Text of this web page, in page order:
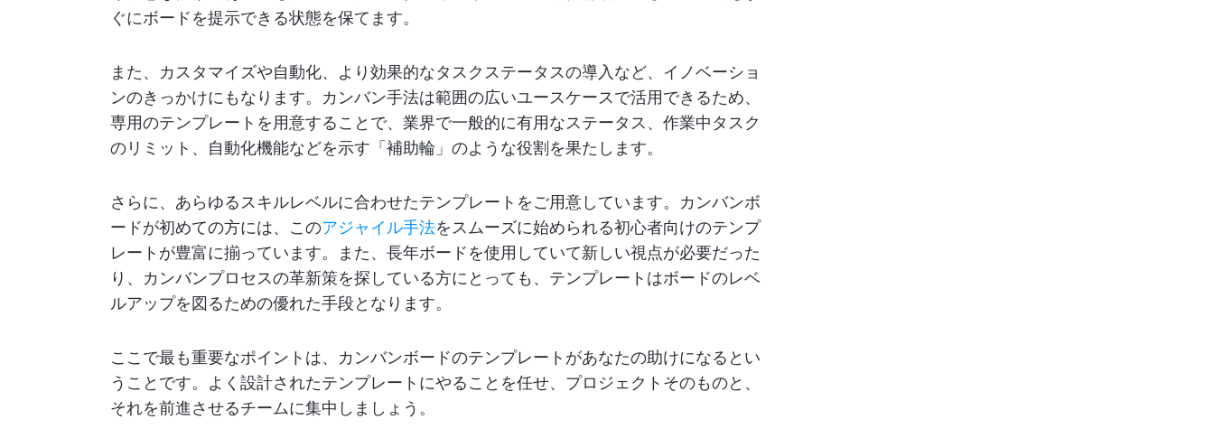
ぐにボードを提示できる状態を保てます。
また、カスタマイズや自動化、より効果的なタスクステータスの導入など、イノベーショ
ンのきっかけにもなります。カンバン手法は範囲の広いユースケースで活用できるため、
専用のテンプレートを用意することで、業界で一般的に有用なステータス、作業中タスク
のリミット、自動化機能などを示す「補助輪」のような役割を果たします。
さらに、あらゆるスキルレベルに合わせたテンプレートをご用意しています。カンバンボ
ードが初めての方には、このアジャイル手法をスムーズに始められる初心者向けのテンプ
レートが豊富に揃っています。また、長年ボードを使用していて新しい視点が必要だった
り、カンバンプロセスの革新策を探している方にとっても、テンプレートはボードのレベ
ルアップを図るための優れた手段となります。
ここで最も重要なポイントは、カンバンボードのテンプレートがあなたの助けになるとい
うことです。よく設計されたテンプレートにやることを任せ、プロジェクトそのものと、
それを前進させるチームに集中しましょう。